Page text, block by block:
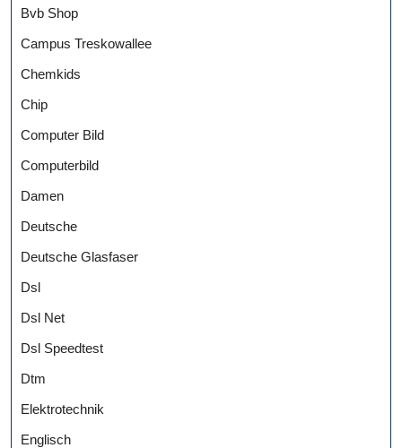
Bvb Shop
Campus Treskowallee
Chemkids
Chip
Computer Bild
Computerbild
Damen
Deutsche
Deutsche Glasfaser
Dsl
Dsl Net
Dsl Speedtest
Dtm
Elektrotechnik
Englisch